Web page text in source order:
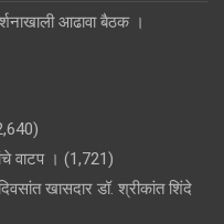
आढावा बैठक ।
वाटप । (1,721)
खासदार डॉ. श्रीकांत शिंदे